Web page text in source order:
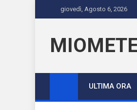
to
giovedì, Agosto 6, 2026
ULTIMA ORA